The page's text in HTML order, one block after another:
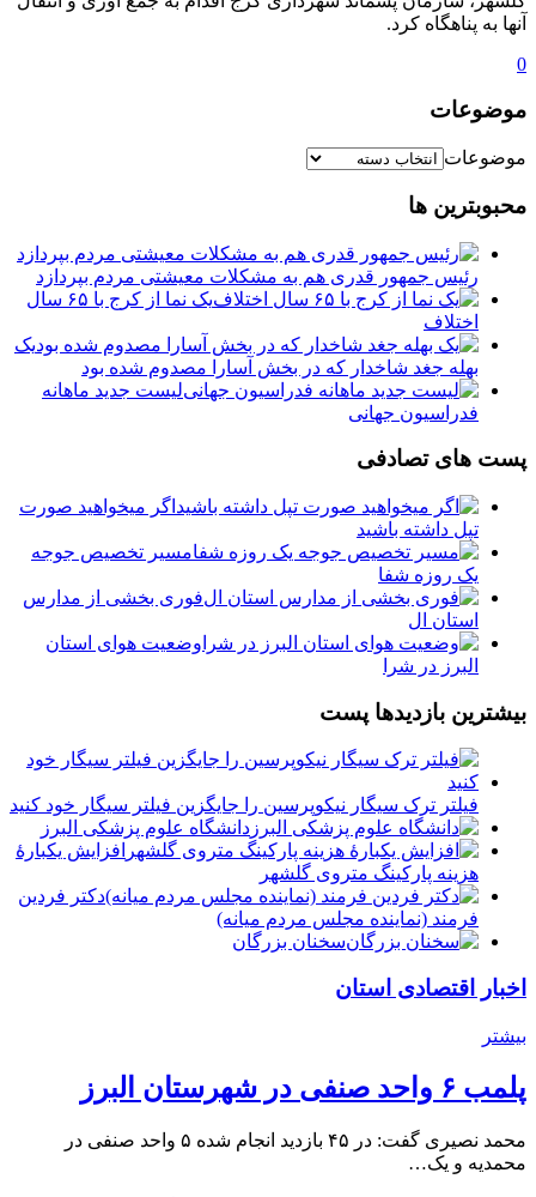
آنها به پناهگاه کرد.
0
موضوعات
موضوعات
محبوبترین ها
رئیس جمهور قدری هم به مشکلات معیشتی مردم بپردازد
یک نما از کرج با ۶۵ سال
اختلاف
یک
بهله جغد شاخدار که در بخش آسارا مصدوم شده بود
لیست جدید ماهانه
فدراسیون جهانی
پست های تصادفی
اگر میخواهید صورت
تپل داشته باشید
مسیر تخصیص جوجه
یک روزه شفا
فوری بخشی از مدارس
استان ال
وضعیت هوای استان
البرز در شرا
بیشترین بازدیدها پست
فیلتر ترک سیگار نیکوپرسین را جایگزین فیلتر سیگار خود کنید
دانشگاه علوم پزشکی البرز
افزایش یکبارۀ
هزینه پارکینگ متروی گلشهر
دكتر فردين
فرمند (نماينده مجلس مردم میانه)
سخنان بزرگان
اخبار اقتصادی استان
بیشتر
پلمب ۶ واحد صنفی در شهرستان البرز
محمد نصیری گفت: در ۴۵ بازدید انجام شده ۵ واحد صنفی در
محمدیه و یک…